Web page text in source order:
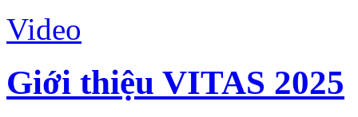
Video
Giới thiệu VITAS 2025